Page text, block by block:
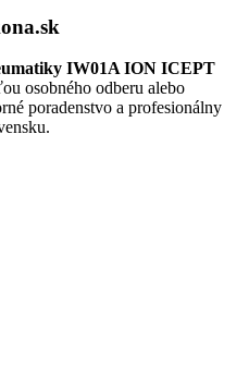
IW01A ION ICEPT
osobného odberu alebo
poradenstvo a profesionálny